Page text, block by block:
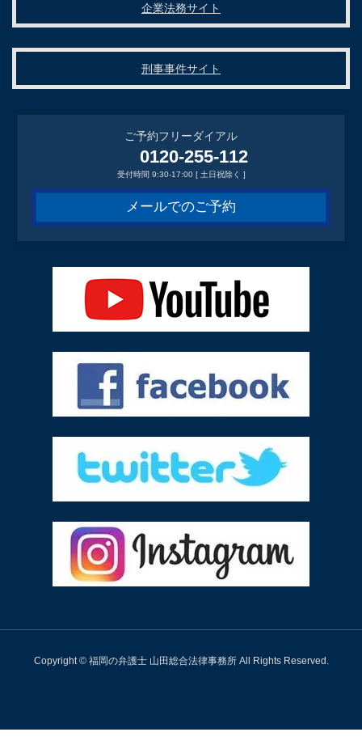
企業法務サイト
刑事事件サイト
ご予約フリーダイアル
0120-255-112
受付時間 9:30-17:00 [ 土日祝除く ]
メールでのご予約
Copyright © 福岡の弁護士 山田総合法律事務所 All Rights Reserved.